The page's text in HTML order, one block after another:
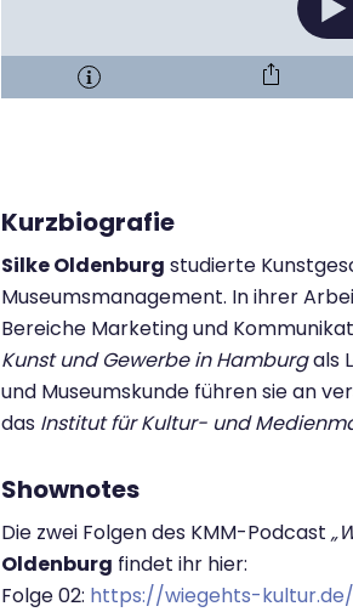
Kurzbiografie
Silke Oldenburg studierte
Museumsmanagement. In ihrer
Bereiche Marketing und
Kunst und Gewerbe in Hamburgals
und Museumskunde führen sie an
das Institut für Kultur- und
Shownotes
Die zwei Folgen des KMM-Podcast
Oldenburg findet ihr hier:
Folge 02: https://wiegehts-